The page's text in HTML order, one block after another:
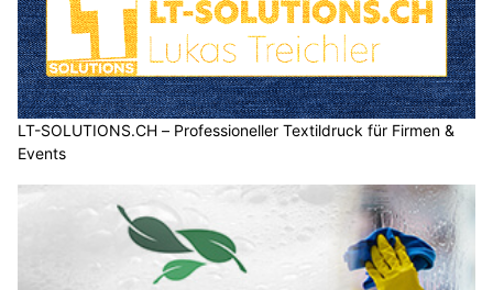
LT-SOLUTIONS.CH – Professioneller Textildruck für Firmen &
Events